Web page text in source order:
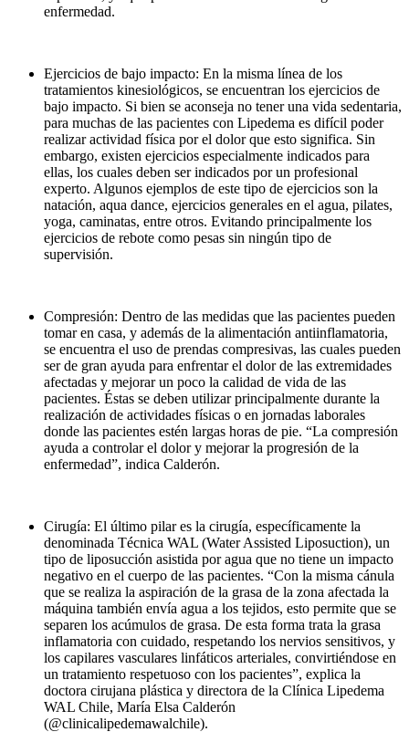
enfermedad.
Ejercicios de bajo impacto: En la misma línea de los
tratamientos kinesiológicos, se encuentran los ejercicios de
bajo impacto. Si bien se aconseja no tener una vida sedentaria,
para muchas de las pacientes con Lipedema es difícil poder
realizar actividad física por el dolor que esto significa. Sin
embargo, existen ejercicios especialmente indicados para
ellas, los cuales deben ser indicados por un profesional
experto. Algunos ejemplos de este tipo de ejercicios son la
natación, aqua dance, ejercicios generales en el agua, pilates,
yoga, caminatas, entre otros. Evitando principalmente los
ejercicios de rebote como pesas sin ningún tipo de
supervisión.
Compresión: Dentro de las medidas que las pacientes pueden
tomar en casa, y además de la alimentación antiinflamatoria,
se encuentra el uso de prendas compresivas, las cuales pueden
ser de gran ayuda para enfrentar el dolor de las extremidades
afectadas y mejorar un poco la calidad de vida de las
pacientes. Éstas se deben utilizar principalmente durante la
realización de actividades físicas o en jornadas laborales
donde las pacientes estén largas horas de pie. “La compresión
ayuda a controlar el dolor y mejorar la progresión de la
enfermedad”, indica Calderón.
Cirugía: El último pilar es la cirugía, específicamente la
denominada Técnica WAL (Water Assisted Liposuction), un
tipo de liposucción asistida por agua que no tiene un impacto
negativo en el cuerpo de las pacientes. “Con la misma cánula
que se realiza la aspiración de la grasa de la zona afectada la
máquina también envía agua a los tejidos, esto permite que se
separen los acúmulos de grasa. De esta forma trata la grasa
inflamatoria con cuidado, respetando los nervios sensitivos, y
los capilares vasculares linfáticos arteriales, convirtiéndose en
un tratamiento respetuoso con los pacientes”, explica la
doctora cirujana plástica y directora de la Clínica Lipedema
WAL Chile, María Elsa Calderón
(@clinicalipedemawalchile).